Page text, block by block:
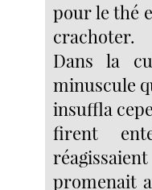
pour le thé
crachoter.
Dans la
minuscule
insuffla
firent
promenait